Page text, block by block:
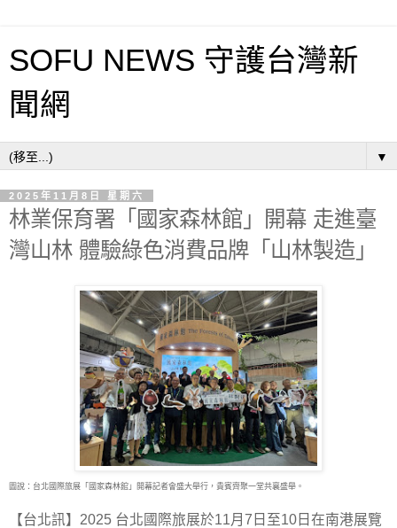
SOFU NEWS 守護台灣新
聞網
▼
2025年11月8日 星期六
林業保育署「國家森林館」開幕 走進臺
灣山林 體驗綠色消費品牌「山林製造」
圖說：台北國際旅展「國家森林館」開幕記者會盛大舉行，貴賓齊聚一堂共襄盛舉。
【台北訊】2025 台北國際旅展於11月7日至10日在南港展覽